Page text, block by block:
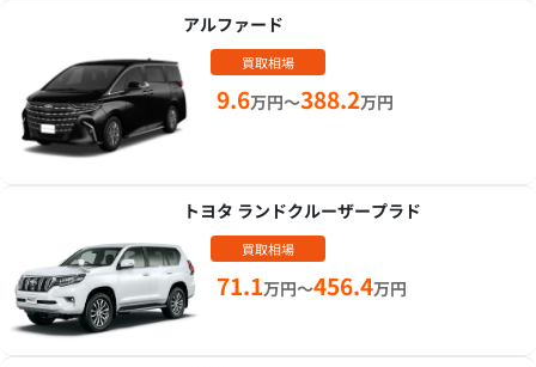
アルファード
買取相場
9.6万円～388.2万円
トヨタ ランドクルーザープラド
買取相場
71.1万円～456.4万円